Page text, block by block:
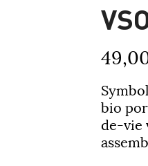
bio
de-vie